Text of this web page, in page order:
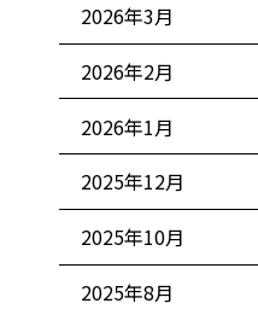
2026年3月
2026年2月
2026年1月
2025年12月
2025年10月
2025年8月